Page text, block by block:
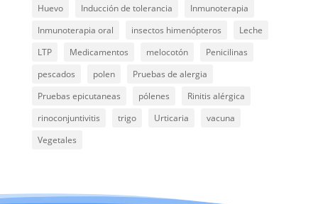
Huevo
Inducción de tolerancia
Inmunoterapia
Inmunoterapia oral
insectos himenópteros
Leche
LTP
Medicamentos melocotón
Penicilinas
pescados
polen
Pruebas de alergia
Pruebas epicutaneas
pólenes
Rinitis alérgica
rinoconjuntivitis
trigo Urticaria
vacuna
Vegetales